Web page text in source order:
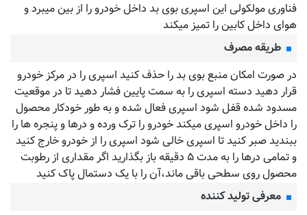
فناوری مولکولی این اسپری بوی بد داخل خودرو را از بین میبرد و
هوای داخل کابین را تمیز میکند
طریقه مصرف
در صورت امکان منبع بوی بد را حذف کنید اسپری را در مرکز خودرو
قرار دهید دسته اسپری را به سمت پایین فشار دهید تا در موقعیت
مسدود شده قفل شود اسپری فعال شده و به طور خودکار محصول
را داخل خودرو اسپری میکند خودرو را ترک ورده و درها و پنجره ها را
ببندید صبر کنید تا اسپری خالی شود اسپری را از خودرو خارج کنید
و تمامی درها را به مدت ۵ دقیقه باز بگذارید اگر مقداری از رطوبت
محصول روی سطحی باقی ماند،آن را با یک دستمال پاک کنید
معرفی تولید کننده